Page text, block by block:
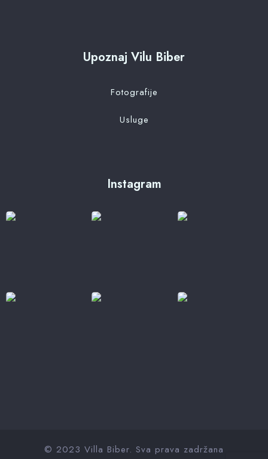
Upoznaj Vilu Biber
Fotografije
Usluge
Instagram
© 2023 Villa Biber. Sva prava zadržana